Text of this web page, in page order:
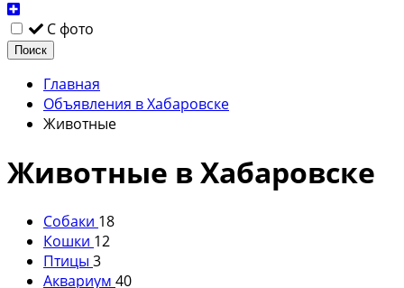
С фото
Поиск
Главная
Объявления в Хабаровске
Животные
Животные в Хабаровске
Собаки 18
Кошки 12
Птицы 3
Аквариум 40